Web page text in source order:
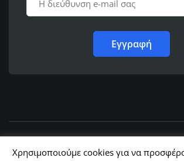
© 2011 - 2022, Ε.Λ.Φ.Ε.Ε.
Χρησιμοποιούμε cookies για να